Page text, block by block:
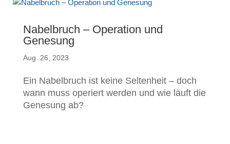
Nabelbruch – Operation und
Genesung
Aug. 26, 2023
Ein Nabelbruch ist keine Seltenheit – doch
wann muss operiert werden und wie läuft die
Genesung ab?